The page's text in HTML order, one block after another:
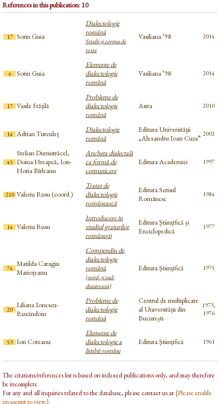
References in this publication: 10
17 Sorin Guia
Dialectologie
română
Studii și corpus de
texte
Vasiliana ’98 2014
6 Sorin Guia
Elemente de
dialectologie
română
Vasiliana ’98 2014
17 Vasile Frățilă
Probleme de
dialectologie
română
Astra 2010
14 Adrian Turculeț
Dialectologie
română
Editura Universităţii
„Alexandru Ioan Cuza” 2002
45
Stelian Dumistrăcel,
Doina Hreapcă, Ion-
Horia Bîrleanu
Ancheta dialectală
ca formă de
comunicare
Editura Academiei 1997
210 Valeriu Rusu (coord.)
Tratat de
dialectologie
românească
Editura Scrisul
Românesc
1984
14 Valeriu Rusu
Introducere în
studiul graiurilor
românești
Editura Științifică și
Enciclopedică
1977
74
Matilda Caragiu
Marioțeanu
Compendiu de
dialectologie
română
(nord- și sud-
dunăreană)
Editura Științifică 1975
20
Liliana Ionescu-
Ruxăndoiu
Probleme de
dialectologie
română
Centrul de multiplicare
al Universității din
București
1973,
1976
53 Ion Coteanu
Elemente de
dialectologie a
limbii romîne
Editura Științifică 1961
The citations/references list is based on indexed publications only, and may therefore
be incomplete.
For any and all inquiries related to the database, please contact us at [Please enable
javascript to view.].